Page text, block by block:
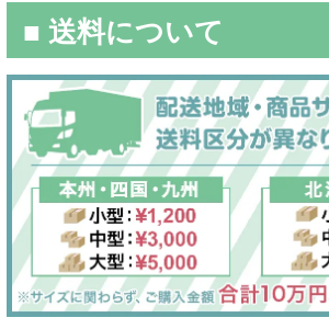
■ 送料について